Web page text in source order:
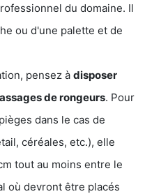
du domaine. Il
ou d'une palette et de
pensez à disposer
de rongeurs. Pour
dans le cas de
céréales, etc.), elle
tout au moins entre le
où devront être placés